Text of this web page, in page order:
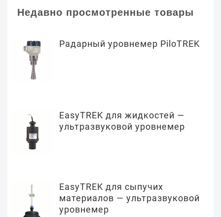
Недавно просмотренные товары
Радарный уровнемер PiloTREK
EasyTREK для жидкостей —
ультразвуковой уровнемер
EasyTREK для сыпучих
материалов — ультразвуковой
уровнемер